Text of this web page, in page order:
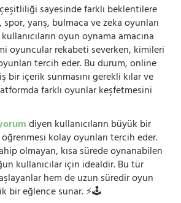
sayesinde farklı beklentilere
yarış, bulmaca ve zeka oyunları
oyun oynama amacına
oyuncular rekabeti severken, kimileri
tercih eder. Bu durum, online
içerik sunmasını gerekli kılar ve
farklı oyunlar keşfetmesini
diyen kullanıcıların büyük bir
öğrenmesi kolay oyunları tercih eder.
olmayan, kısa sürede oynanabilen
kullanıcılar için idealdir. Bu tür
hem de uzun süredir oyun
bir eğlence sunar. ⚡🕹️